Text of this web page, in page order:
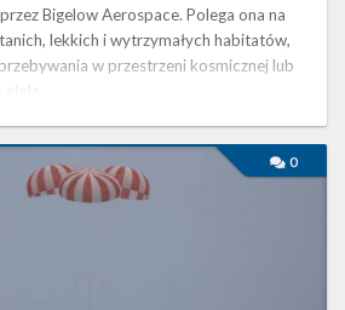
Bigelow Aerospace. Polega ona na
lekkich i wytrzymałych habitatów,
w przestrzeni kosmicznej lub
…
0